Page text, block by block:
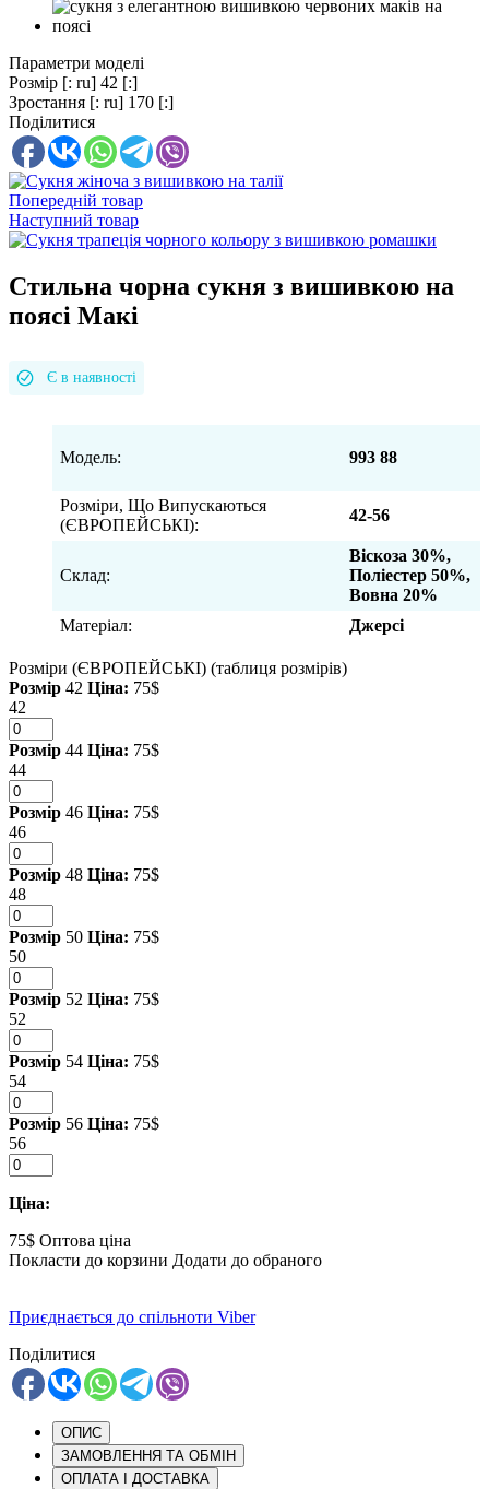
Параметри моделі
Розмір [: ru] 42 [:]
Зростання [: ru] 170 [:]
Поділитися
Попередній товар
Наступний товар
Стильна чорна сукня з вишивкою на
поясі Макі
Є в наявності
Модель: 993 88
Розміри, Що Випускаються
(ЄВРОПЕЙСЬКІ):
42-56
Склад:
Віскоза 30%,
Поліестер 50%,
Вовна 20%
Матеріал:
Джерсі
Розміри (ЄВРОПЕЙСЬКІ) (таблиця розмірів)
Розмір 42 Ціна: 75$
42
Розмір 44 Ціна: 75$
44
Розмір 46 Ціна: 75$
46
Розмір 48 Ціна: 75$
48
Розмір 50 Ціна: 75$
50
Розмір 52 Ціна: 75$
52
Розмір 54 Ціна: 75$
54
Розмір 56 Ціна: 75$
56
Ціна:
75$ Оптова ціна
Покласти до корзини Додати до обраного
Приєднається до спільноти Viber
Поділитися
ОПИС
ЗАМОВЛЕННЯ ТА ОБМІН
ОПЛАТА І ДОСТАВКА